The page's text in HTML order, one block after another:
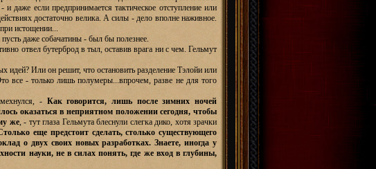
если предпринимается тактическое отступление или
достаточно велика. А силы - дело вполне наживное.
истощении...
даже собачатины - был бы полезнее.
отвел бутерброд в тыл, оставив врага ни с чем. Гельмут
идей? Или он решит, что остановить разделение Тэлойи или
все - только лишь полумеры...впрочем, разве не для того
- Как говорится, лишь после зимних ночей
оказаться в неприятном положении сегодня, чтобы
же, - тут глаза Гельмута блеснули слегка дико, хотя зрачки
еще предстоит сделать, столько существующего
о двух своих новых разработках. Знаете, иногда у
науки, не в силах понять, где же вход в глубины,